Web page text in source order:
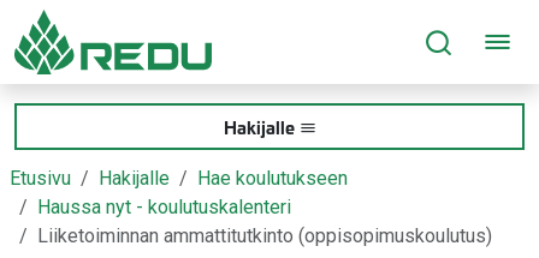
Siirry sivusisältöön
Hakijalle
Etusivu Hakijalle
Hae koulutukseen
Haussa nyt - koulutuskalenteri
Liiketoiminnan ammattitutkinto (oppisopimuskoulutus)